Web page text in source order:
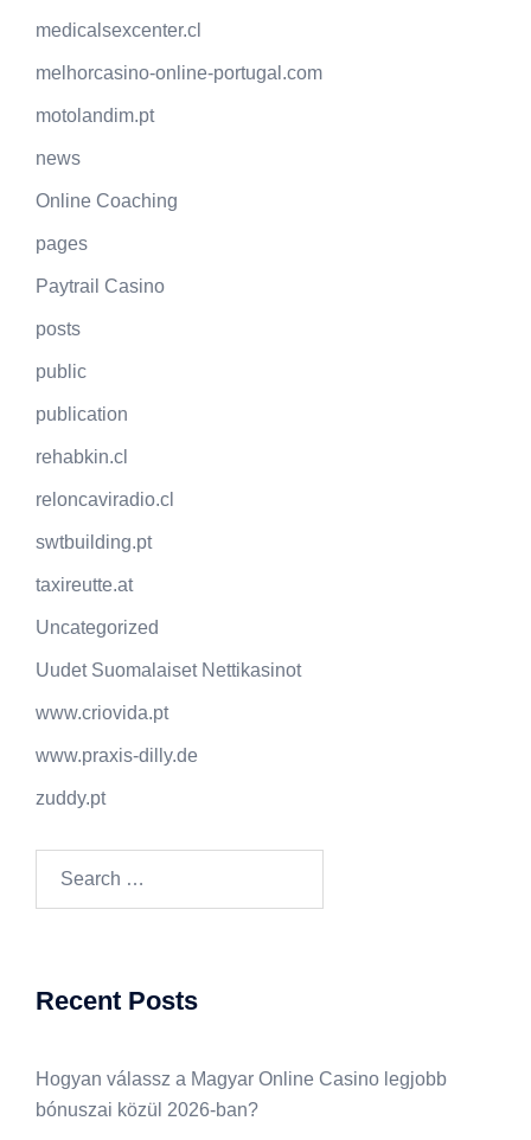
medicalsexcenter.cl
melhorcasino-online-portugal.com
motolandim.pt
news
Online Coaching
pages
Paytrail Casino
posts
public
publication
rehabkin.cl
reloncaviradio.cl
swtbuilding.pt
taxireutte.at
Uncategorized
Uudet Suomalaiset Nettikasinot
www.criovida.pt
www.praxis-dilly.de
zuddy.pt
Recent Posts
Hogyan válassz a Magyar Online Casino legjobb
bónuszai közül 2026-ban?